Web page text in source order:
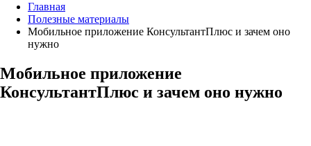
Главная
Полезные материалы
Мобильное приложение КонсультантПлюс и зачем оно
нужно
Мобильное приложение
КонсультантПлюс и зачем оно нужно